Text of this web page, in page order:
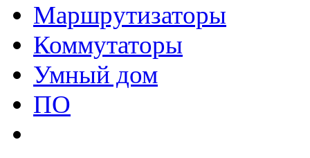
Маршрутизаторы
Коммутаторы
Умный дом
ПО